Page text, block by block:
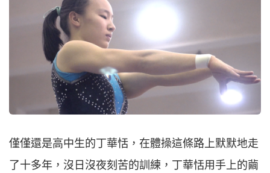
僅僅還是高中生的丁華恬，在體操這條路上默默地走
了十多年，沒日沒夜刻苦的訓練，丁華恬用手上的繭